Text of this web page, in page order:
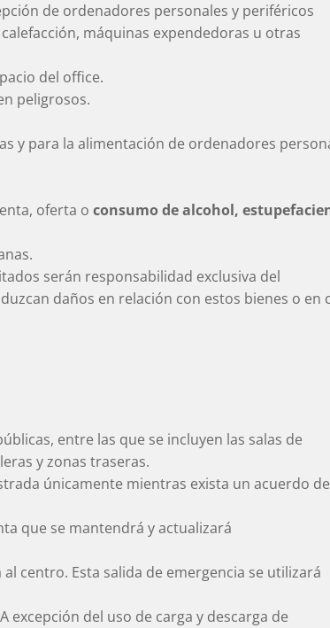
de ordenadores personales y periféricos
máquinas expendedoras u otras
del office.
peligrosos.
y para la alimentación de ordenadores
oferta oconsumo de alcohol,
serán responsabilidad exclusiva del
daños en relación con estos bienes o en
entre las que se incluyen las salas de
y zonas traseras.
únicamente mientras exista un acuerdo de
que se mantendrá y actualizará
centro. Esta salida de emergencia se utilizará
del uso de carga y descarga de